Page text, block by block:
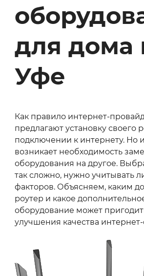
для дома
Уфе
Как правило интернет-
предлагают установку своего
подключении к интернету. Но
возникает необходимость
оборудования на другое.
так сложно, нужно учитывать
факторов. Объясняем, каким
роутер и какое
оборудование может
улучшения качества